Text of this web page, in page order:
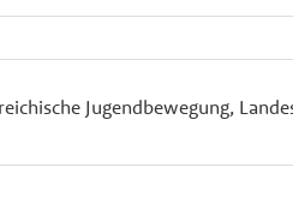
Jugendbewegung,